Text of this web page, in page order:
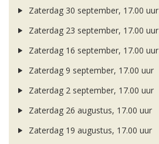
Zaterdag 30 september, 17.00 uur
Zaterdag 23 september, 17.00 uur
Zaterdag 16 september, 17.00 uur
Zaterdag 9 september, 17.00 uur
Zaterdag 2 september, 17.00 uur
Zaterdag 26 augustus, 17.00 uur
Zaterdag 19 augustus, 17.00 uur